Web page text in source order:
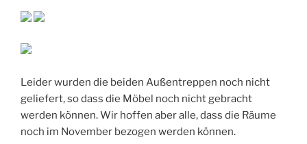
Leider wurden die beiden Außentreppen noch nicht
geliefert, so dass die Möbel noch nicht gebracht
werden können. Wir hoffen aber alle, dass die Räume
noch im November bezogen werden können.